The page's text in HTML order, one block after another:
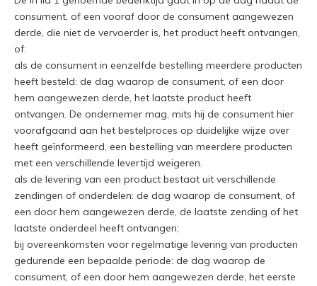
consument, of een vooraf door de consument aangewezen
derde, die niet de vervoerder is, het product heeft ontvangen,
of:
als de consument in eenzelfde bestelling meerdere producten
heeft besteld: de dag waarop de consument, of een door
hem aangewezen derde, het laatste product heeft
ontvangen. De ondernemer mag, mits hij de consument hier
voorafgaand aan het bestelproces op duidelijke wijze over
heeft geïnformeerd, een bestelling van meerdere producten
met een verschillende levertijd weigeren.
als de levering van een product bestaat uit verschillende
zendingen of onderdelen: de dag waarop de consument, of
een door hem aangewezen derde, de laatste zending of het
laatste onderdeel heeft ontvangen;
bij overeenkomsten voor regelmatige levering van producten
gedurende een bepaalde periode: de dag waarop de
consument, of een door hem aangewezen derde, het eerste